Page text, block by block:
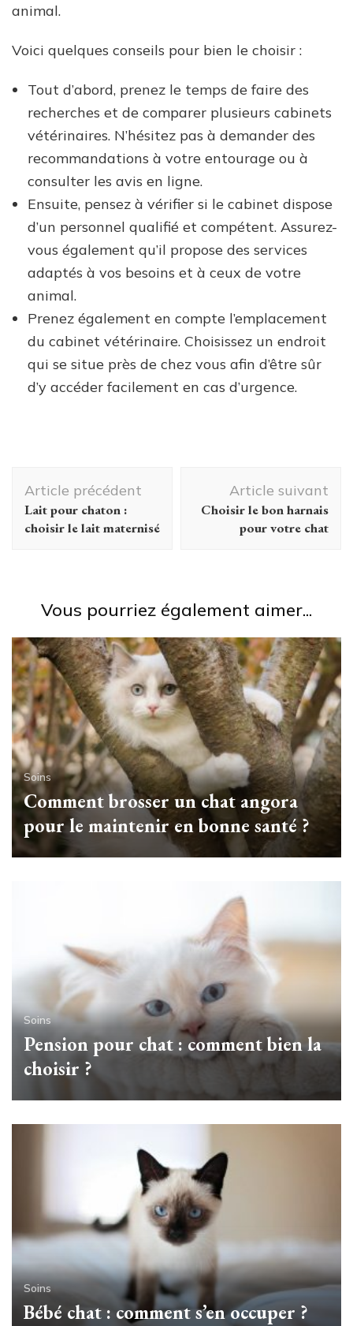
animal.
Voici quelques conseils pour bien le choisir :
Tout d’abord, prenez le temps de faire des
recherches et de comparer plusieurs cabinets
vétérinaires. N’hésitez pas à demander des
recommandations à votre entourage ou à
consulter les avis en ligne.
Ensuite, pensez à vérifier si le cabinet dispose
d’un personnel qualifié et compétent. Assurez-
vous également qu’il propose des services
adaptés à vos besoins et à ceux de votre
animal.
Prenez également en compte l’emplacement
du cabinet vétérinaire. Choisissez un endroit
qui se situe près de chez vous afin d’être sûr
d’y accéder facilement en cas d’urgence.
d'article
Article précédent
Lait pour chaton :
choisir le lait maternisé
Article suivant
Choisir le bon harnais
pour votre chat
Vous pourriez également aimer...
Soins
Comment brosser un chat angora
pour le maintenir en bonne santé ?
Soins
Pension pour chat : comment bien la
choisir ?
Soins
Bébé chat : comment s’en occuper ?